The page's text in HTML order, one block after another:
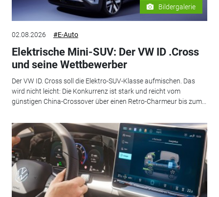
Bildergalerie
02.08.2026 #E-Auto
Elektrische Mini-SUV: Der VW ID .Cross
und seine Wettbewerber
Der VW ID. Cross soll die Elektro-SUV-Klasse aufmischen. Das
wird nicht leicht: Die Konkurrenz ist stark und reicht vom
günstigen China-Crossover über einen Retro-Charmeur bis zum...